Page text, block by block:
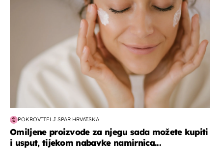
POKROVITELJ SPAR HRVATSKA
Omiljene proizvode za njegu sada možete kupiti
i usput, tijekom nabavke namirnica...